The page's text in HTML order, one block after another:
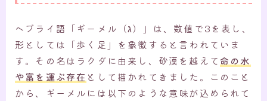
ヘブライ語「ギーメル（ג）」は、数値で3を表し、
形としては「歩く足」を象徴すると言われていま
す。その名はラクダに由来し、砂漠を越えて命の水
や富を運ぶ存在 として描かれてきました。このこと
から、ギーメルには以下のような意味が込められて